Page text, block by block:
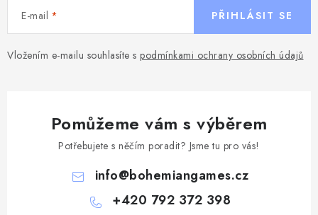
E-mail
Vložením e-mailu souhlasíte s podmínkami ochrany osobních údajů
PŘIHLÁSIT SE
Pomůžeme vám s výběrem
Potřebujete s něčím poradit? Jsme tu pro vás!
info@bohemiangames.cz
+420 792 372 398